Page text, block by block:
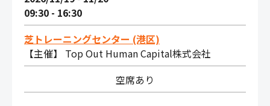
09:30 - 16:30
芝トレーニングセンター (港区)
【主催】 Top Out Human Capital株式会社
空席あり